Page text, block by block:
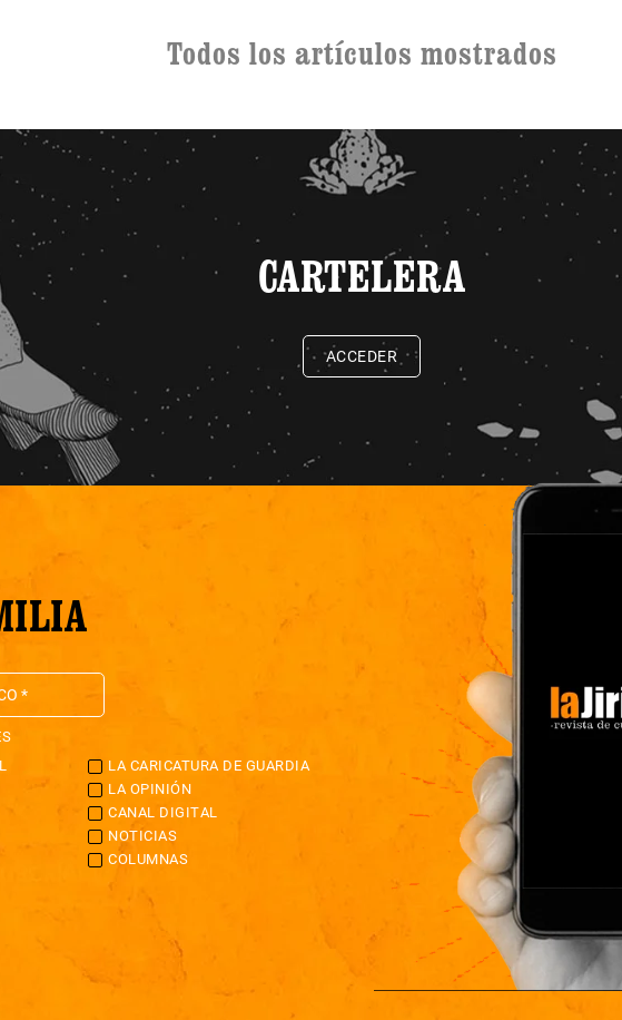
Todos los artículos mostrados
CARTELERA
ACCEDER
LA CARICATURA DE GUARDIA
LA OPINIÓN
CANAL DIGITAL
NOTICIAS
COLUMNAS